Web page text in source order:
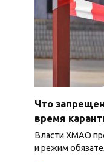
Что
время
Власти ХМАО
и режим